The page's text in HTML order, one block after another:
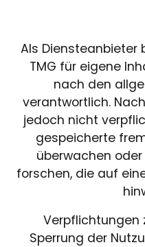
Als Diensteanbieter
TMG für eigene
nach den
verantwortlich.
jedoch nicht
gespeicherte
überwachen
forschen, die auf
Verpflichtungen
Sperrung der